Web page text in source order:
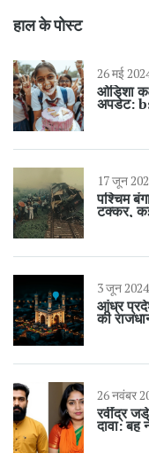
हाल के पोस्ट
26 मई
ओडिशा
अपडेट:
17 जून
पश्चिम
टक्कर,
3 जून 2024
आंध्र
की
26 नवंबर
रवींद्र
दावा: बहू